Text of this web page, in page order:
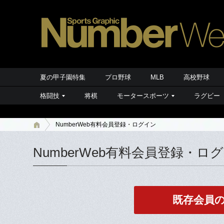
夏の甲子園特集 プロ野球 MLB 高校野球
格闘技 将棋 モータースポーツ ラグビー
NumberWeb有料会員登録・ログイン
NumberWeb有料会員登録・ロ
既存会員